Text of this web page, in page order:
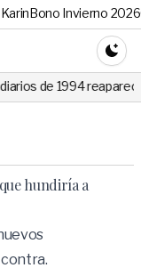
Bono Invierno 2026
e hizo llorar a
hundiría a
contra.